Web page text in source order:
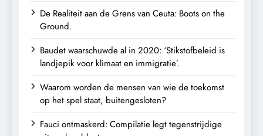
De Realiteit aan de Grens van Ceuta: Boots on the
Ground.
Baudet waarschuwde al in 2020: ‘Stikstofbeleid is
landjepik voor klimaat en immigratie’.
Waarom worden de mensen van wie de toekomst
op het spel staat, buitengesloten?
Fauci ontmaskerd: Compilatie legt tegenstrijdige